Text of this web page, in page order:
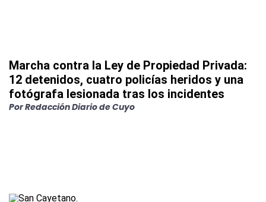
Marcha contra la Ley de Propiedad Privada:
12 detenidos, cuatro policías heridos y una
fotógrafa lesionada tras los incidentes
PorRedacción Diario de Cuyo